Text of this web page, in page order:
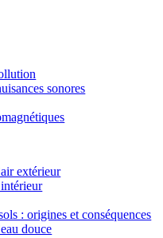
sonores
extérieur
: origines et conséquences
douce